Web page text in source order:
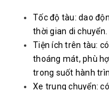
Tốc độ tàu: dao
thời gian di chuyển.
Tiện ích trên tàu:
thoáng mát, phù
trong suốt hành
Xe trung chuyển: